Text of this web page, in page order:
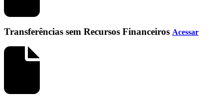
Transferências sem Recursos Financeiros Acessar